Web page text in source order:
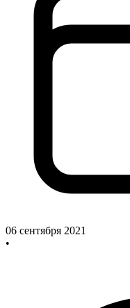
06 сентября 2021
•